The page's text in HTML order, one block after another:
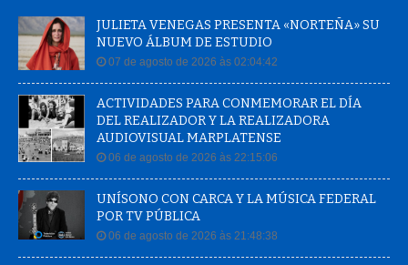
JULIETA VENEGAS PRESENTA «NORTEÑA» SU
NUEVO ÁLBUM DE ESTUDIO
07 de agosto de 2026 às 02:04:42
ACTIVIDADES PARA CONMEMORAR EL DÍA
DEL REALIZADOR Y LA REALIZADORA
AUDIOVISUAL MARPLATENSE
06 de agosto de 2026 às 22:15:06
UNÍSONO CON CARCA Y LA MÚSICA FEDERAL
POR TV PÚBLICA
06 de agosto de 2026 às 21:48:38